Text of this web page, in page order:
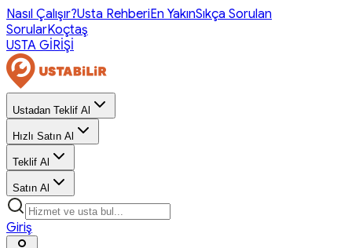
Nasıl Çalışır?Usta RehberiEn YakınSıkça Sorulan
SorularKoçtaş
USTA GİRİŞİ
Ustadan Teklif Al
Hızlı Satın Al
Teklif Al
Satın Al
Giriş